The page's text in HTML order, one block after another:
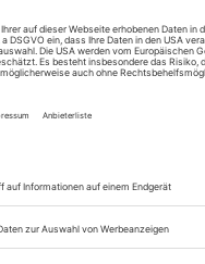
«Borderline-
im Studio den
Die Liebe ist ein
unterscheidet
Mann
der